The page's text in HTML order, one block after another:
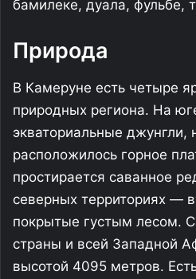
бамилеке, дуала, фульбе,
Природа
В Камеруне есть четыре
природных региона. На
экваториальные джунгли,
расположилось горное
простирается саванное
северных территориях —
покрытые густым лесом.
страны и всей Западной
высотой 4095 метров.